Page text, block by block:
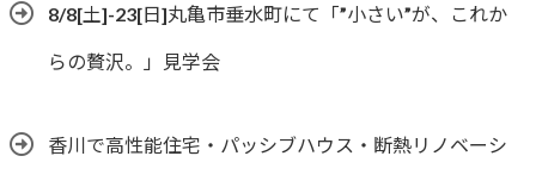
8/8[土]-23[日]丸亀市垂水町にて「”小さい”が、これか
らの贅沢。」見学会
香川で高性能住宅・パッシブハウス・断熱リノベーシ